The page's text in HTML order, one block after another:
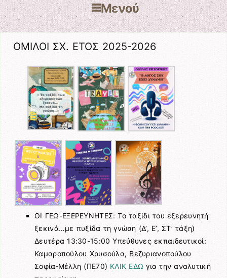
Μενού
Μετάβαση στο περιεχόμενο
ΟΜΙΛΟΙ ΣΧ. ΕΤΟΣ 2025-2026
ΟΙ ΓΕΩ-ΕΞΕΡΕΥΝΗΤΕΣ: Το ταξίδι του εξερευνητή
ξεκινά…με πυξίδα τη γνώση (Δ’, Ε’, ΣΤ’ τάξη)
Δευτέρα 13:30-15:00 Υπεύθυνες εκπαιδευτικοί:
Καμαροπούλου Χρυσούλα, Βεζυριανοπούλου
Σοφία-Μέλλη (ΠΕ70) ΚΛΙΚ ΕΔΩ για την αναλυτική